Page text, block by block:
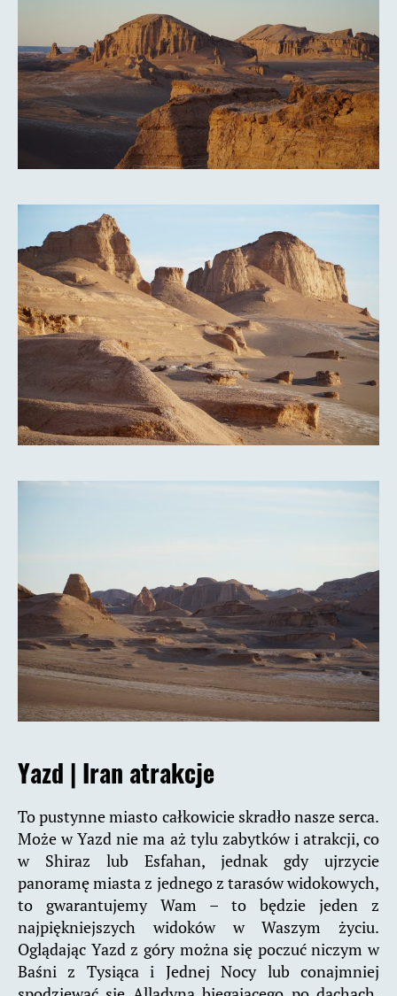
Yazd | Iran atrakcje
To pustynne miasto całkowicie skradło nasze serca.
Może w Yazd nie ma aż tylu zabytków i atrakcji, co
w Shiraz lub Esfahan, jednak gdy ujrzycie
panoramę miasta z jednego z tarasów widokowych,
to gwarantujemy Wam – to będzie jeden z
najpiękniejszych widoków w Waszym życiu.
Oglądając Yazd z góry można się poczuć niczym w
Baśni z Tysiąca i Jednej Nocy lub conajmniej